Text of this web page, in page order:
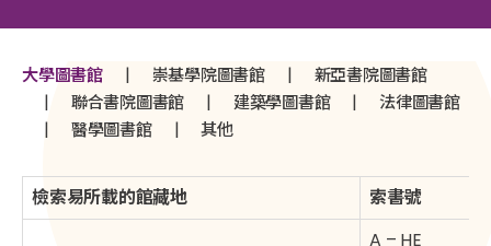
大學圖書館 | 崇基學院圖書館 | 新亞書院圖書館
| 聯合書院圖書館 | 建築學圖書館 | 法律圖書館
| 醫學圖書館 | 其他
檢索易所載的館藏地 索書號
A – HE